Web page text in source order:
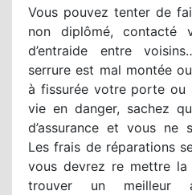
Vous pouvez tenter de
non diplômé, contacté
d’entraide entre
serrure est mal montée
à fissurée votre porte ou
vie en danger, sachez
d’assurance et vous ne
Les frais de réparations
vous devrez re mettre
trouver un meilleur